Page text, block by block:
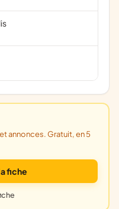
fiche